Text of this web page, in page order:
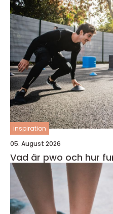
inspiration
05. August 2026
Vad är pwo och hur